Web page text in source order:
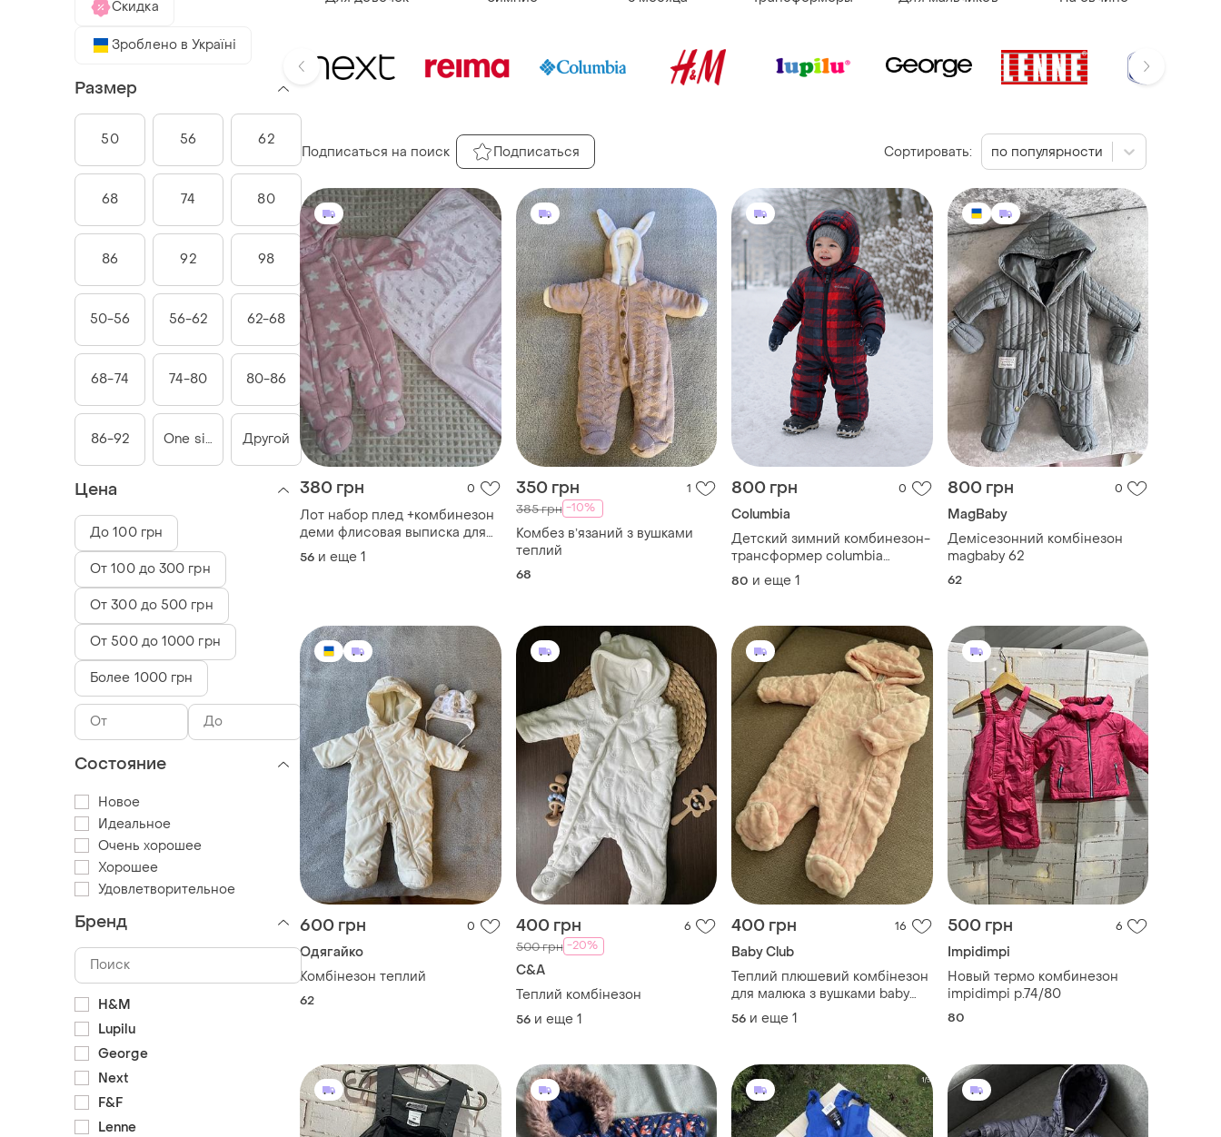
380 грн 0
Лот набор плед +комбинезон
деми флисовая выписка для
девочки 0-3 мес
56 и еще 1
350 грн 1
385 грн -10%
Комбез вʼязаний з вушками
теплий
68
800 грн 0
Columbia
Детский зимний комбинезон-
трансформер columbia
snuggly bunny (18 мес.)
80 и еще 1
800 грн 0
MagBaby
Демісезонний комбінезон
magbaby 62
62
600 грн 0
Одягайко
Комбінезон теплий
62
400 грн 6
500 грн -20%
C&A
Теплий комбінезон
56 и еще 1
400 грн 16
Baby Club
Теплий плюшевий комбінезон
для малюка з вушками baby
club c&a
56 и еще 1
500 грн 6
Impidimpi
Новый термо комбинезон
impidimpi р.74/80
80
Подписаться на поиск Подписаться Сортировать: по популярности
Скидка
Зроблено в Україні
Размер
50 56 62
68 74 80
86 92 98
50-56 56-62 62-68
68-74 74-80 80-86
86-92 One size Другой
Цена
До 100 грн
От 100 до 300 грн
От 300 до 500 грн
От 500 до 1000 грн
Более 1000 грн
Состояние
Новое
Идеальное
Очень хорошее
Хорошее
Удовлетворительное
Бренд
H&M
Lupilu
George
Next
F&F
Lenne